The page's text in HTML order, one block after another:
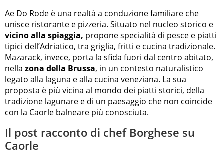
Ae Do Rode è una realtà a conduzione familiare che
unisce ristorante e pizzeria. Situato nel nucleo storico e
vicino alla spiaggia, propone specialità di pesce e piatti
tipici dell’Adriatico, tra griglia, fritti e cucina tradizionale.
Mazarack, invece, porta la sfida fuori dal centro abitato,
nella zona della Brussa, in un contesto naturalistico
legato alla laguna e alla cucina veneziana. La sua
proposta è più vicina al mondo dei piatti storici, della
tradizione lagunare e di un paesaggio che non coincide
con la Caorle balneare più conosciuta.
Il post racconto di chef Borghese su
Caorle